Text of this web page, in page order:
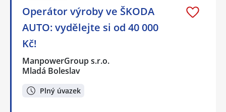
Operátor výroby ve ŠKODA
AUTO: vydělejte si od 40 000
Kč!
ManpowerGroup s.r.o.
Mladá Boleslav
Plný úvazek